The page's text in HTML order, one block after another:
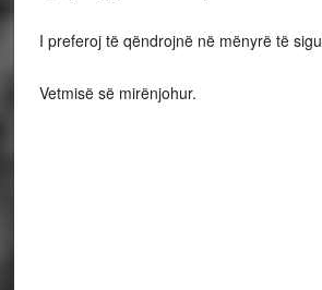
I preferoj të qëndrojnë në mënyrë të
Vetmisë së mirënjohur.